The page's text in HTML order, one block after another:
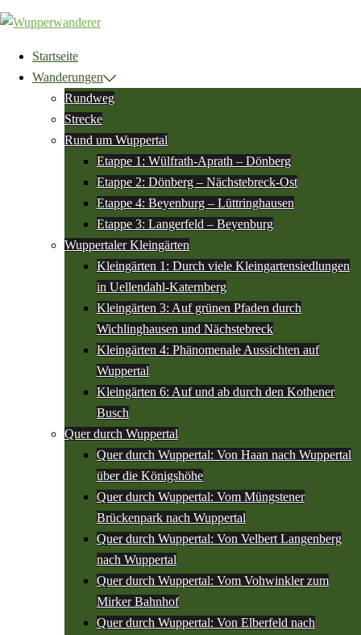
Zum
Inhalt
springenStartseite
Wanderungen
Rundweg
Strecke
Rund um Wuppertal
Etappe 1: Wülfrath-Aprath – Dönberg
Etappe 2: Dönberg – Nächstebreck-Ost
Etappe 4: Beyenburg – Lüttringhausen
Etappe 3: Langerfeld – Beyenburg
Wuppertaler Kleingärten
Kleingärten 1: Durch viele Kleingartensiedlungen
in Uellendahl-Katernberg
Kleingärten 3: Auf grünen Pfaden durch
Wichlinghausen und Nächstebreck
Kleingärten 4: Phänomenale Aussichten auf
Wuppertal
Kleingärten 6: Auf und ab durch den Kothener
Busch
Quer durch Wuppertal
Quer durch Wuppertal: Von Haan nach Wuppertal
über die Königshöhe
Quer durch Wuppertal: Vom Müngstener
Brückenpark nach Wuppertal
Quer durch Wuppertal: Von Velbert Langenberg
nach Wuppertal
Quer durch Wuppertal: Vom Vohwinkler zum
Mirker Bahnhof
Quer durch Wuppertal: Von Elberfeld nach